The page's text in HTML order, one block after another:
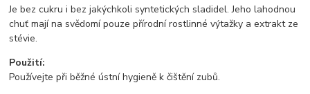
Je bez cukru i bez jakýchkoli syntetických sladidel. Jeho lahodnou
chuť mají na svědomí pouze přírodní rostlinné výtažky a extrakt ze
stévie.
Použití:
Používejte při běžné ústní hygieně k čištění zubů.